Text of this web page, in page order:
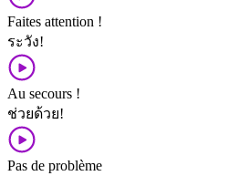
Faites attention !
ระวัง!
Au secours !
ช่วย​ด้วย!
Pas de problème